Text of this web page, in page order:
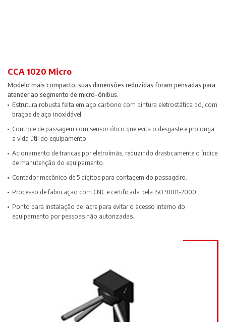
CCA 1020 Micro
Modelo mais compacto, suas dimensões reduzidas foram pensadas para
atender ao segmento de micro-ônibus.
Estrutura robusta feita em aço carbono com pintura eletrostática pó, com
braços de aço inoxidável.
Controle de passagem com sensor ótico que evita o desgaste e prolonga
a vida útil do equipamento.
Acionamento de trancas por eletroímãs, reduzindo drasticamente o índice
de manutenção do equipamento.
Contador mecânico de 5 dígitos para contagem do passageiro.
Processo de fabricação com CNC e certificada pela ISO 9001-2000.
Ponto para instalação de lacre para evitar o acesso interno do
equipamento por pessoas não autorizadas.